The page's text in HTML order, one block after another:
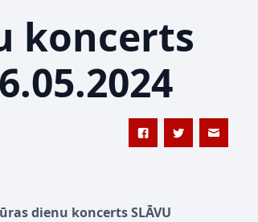
koncerts
dienu koncerts SLĀVU